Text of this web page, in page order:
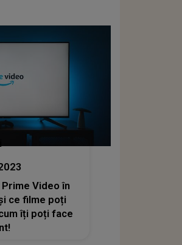
Video în
ce filme poți
îți poți face